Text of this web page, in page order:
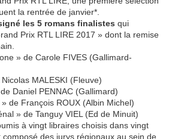
la rentrée de janvier*.
les 5 romans finalistes qui
Prix RTL LIRE 2017 » dont la remise
» de Carole FIVES (Gallimard-
MALESKI (Fleuve)
Daniel PENNAC (Gallimard)
de François ROUX (Albin Michel)
» de Tanguy VIEL (Ed de Minuit)
à vingt libraires choisis dans vingt
des jurys régionaux au sein de